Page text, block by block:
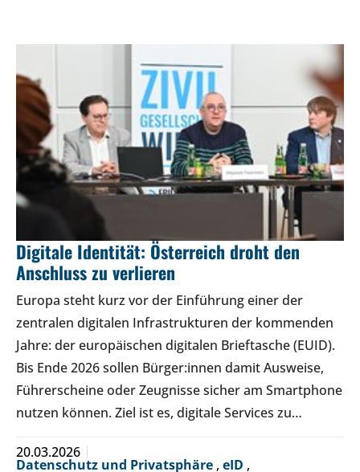
Digitale Identität: Österreich droht den
Anschluss zu verlieren
Europa steht kurz vor der Einführung einer der
zentralen digitalen Infrastrukturen der kommenden
Jahre: der europäischen digitalen Brieftasche (EUID).
Bis Ende 2026 sollen Bürger:innen damit Ausweise,
Führerscheine oder Zeugnisse sicher am Smartphone
nutzen können. Ziel ist es, digitale Services zu…
20.03.2026
Datenschutz und Privatsphäre , eID ,